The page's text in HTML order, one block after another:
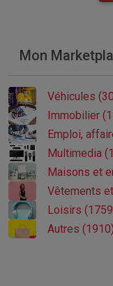
Mon
Véhicules
Immobilier
Emploi,
Multimedia
Maisons et
Vêtements
Loisirs
Autres (1910)